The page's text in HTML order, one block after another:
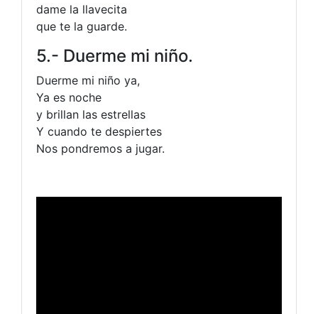
dame la llavecita
que te la guarde.
5.- Duerme mi niño.
Duerme mi niño ya,
Ya es noche
y brillan las estrellas
Y cuando te despiertes
Nos pondremos a jugar.